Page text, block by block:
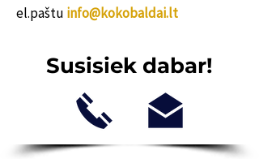
el.paštu info@kokobaldai.lt
Susisiek dabar!